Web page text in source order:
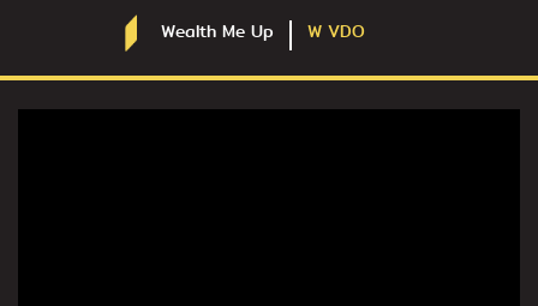
Wealth Me Up W VDO